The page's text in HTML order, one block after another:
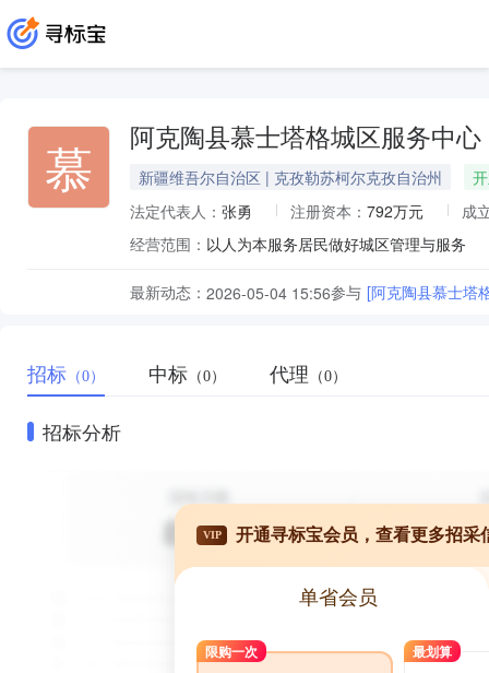
慕 阿克陶县慕士塔格城区服务中心
新疆维吾尔自治区 | 克孜勒苏柯尔克孜自治州
法定代表人： 张勇 注册资本： 792万元
成
经营范围： 以人为本服务居民做好城区管理与服务
最新动态： 2026-05-04 15:56参与 [阿克陶县慕士塔
招标 （0） 中标 （0） 代理 （0）
招标分析
VIP 开通寻标宝会员，查看更多招采
单省会员
限购一次 最划算